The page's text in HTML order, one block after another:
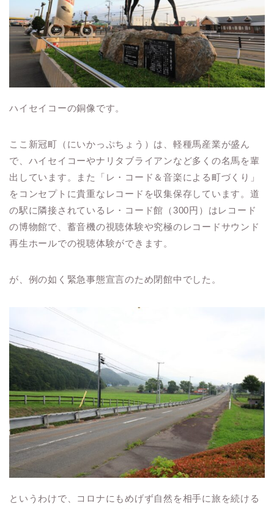
ハイセイコーの銅像です。
ここ新冠町（にいかっぷちょう）は、軽種馬産業が盛ん
で、ハイセイコーやナリタブライアンなど多くの名馬を輩
出しています。また「レ・コード＆音楽による町づくり」
をコンセプトに貴重なレコードを収集保存しています。道
の駅に隣接されているレ・コード館（300円）はレコード
の博物館で、蓄音機の視聴体験や究極のレコードサウンド
再生ホールでの視聴体験ができます。
が、例の如く緊急事態宣言のため閉館中でした。
というわけで、コロナにもめげず自然を相手に旅を続ける